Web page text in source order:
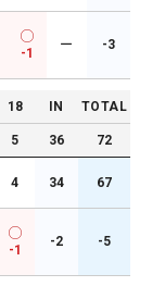
-1
ー -3
18 IN TOTAL
5 36 72
4 34 67
-1
-2 -5